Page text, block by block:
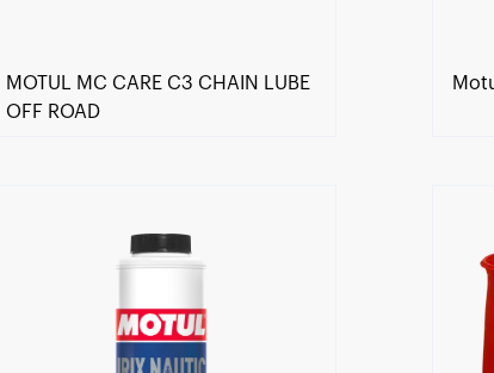
MOTUL MC CARE C3 CHAIN LUBE
OFF ROAD